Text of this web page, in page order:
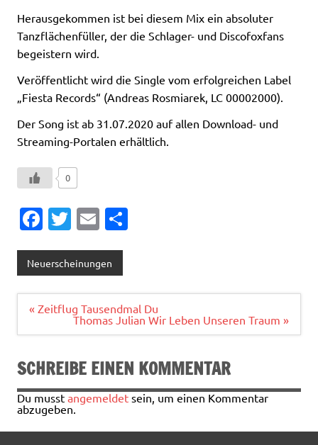
Herausgekommen ist bei diesem Mix ein absoluter
Tanzflächenfüller, der die Schlager- und Discofoxfans
begeistern wird.
Veröffentlicht wird die Single vom erfolgreichen Label
„Fiesta Records“ (Andreas Rosmiarek, LC 00002000).
Der Song ist ab 31.07.2020 auf allen Download- und
Streaming-Portalen erhältlich.
0
Fa
e
b
o
o
k
T
it
te
r
E
ai
l
n
Neuerscheinungen
Beitragsnavigation
« Zeitflug Tausendmal Du
Thomas Julian Wir Leben Unseren Traum »
SCHREIBE EINEN KOMMENTAR
Du musst angemeldet sein, um einen Kommentar
abzugeben.